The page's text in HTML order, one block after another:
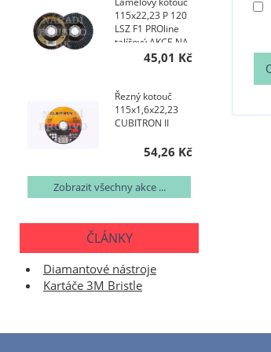
115x22,23 P 120
LSZ F1 PROline
talířový AKCE NA
200 KS45,01 Kč
Řezný kotouč
115x1,6x22,23
CUBITRON II
54,26 Kč
Zobrazit všechny akce ...
ČLÁNKY
Diamantové nástroje
Kartáče 3M Bristle